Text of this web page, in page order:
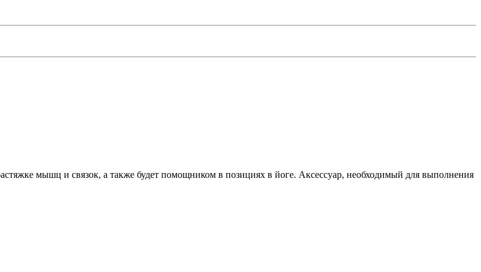
мышц и связок, а также будет помощником в позициях в йоге. Аксессуар, необходимый для выполнения